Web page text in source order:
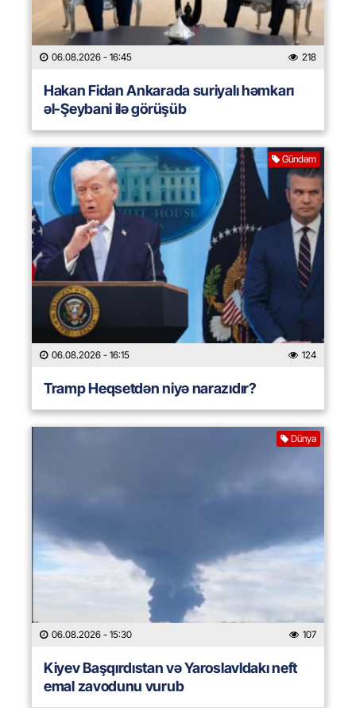
06.08.2026 - 16:45 218
Hakan Fidan Ankarada suriyalı həmkarı
əl-Şeybani ilə görüşüb
Gündəm
06.08.2026 - 16:15 124
Tramp Heqsetdən niyə narazıdır?
Dünya
06.08.2026 - 15:30 107
Kiyev Başqırdıstan və Yaroslavldakı neft
emal zavodunu vurub